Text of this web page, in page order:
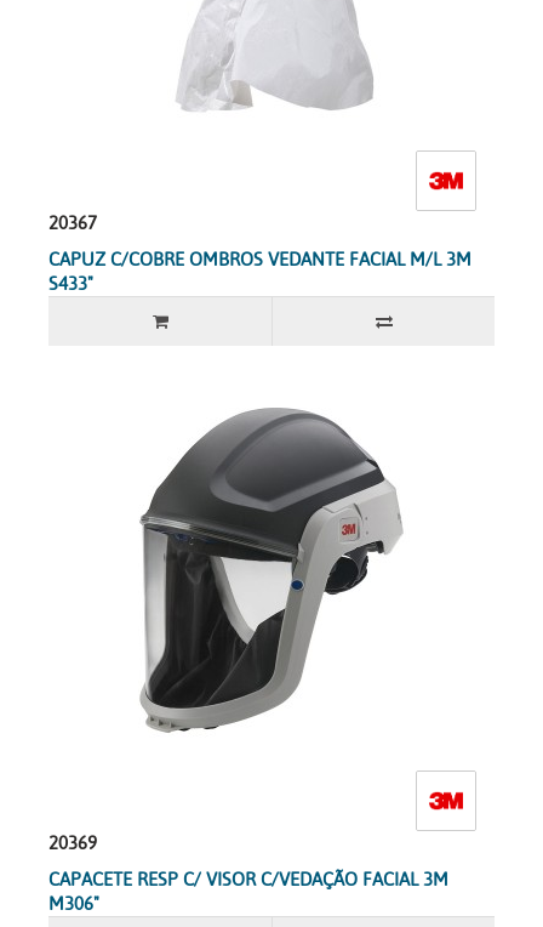
20367
CAPUZ C/COBRE OMBROS VEDANTE FACIAL M/L 3M
S433"
20369
CAPACETE RESP C/ VISOR C/VEDAÇÃO FACIAL 3M
M306"